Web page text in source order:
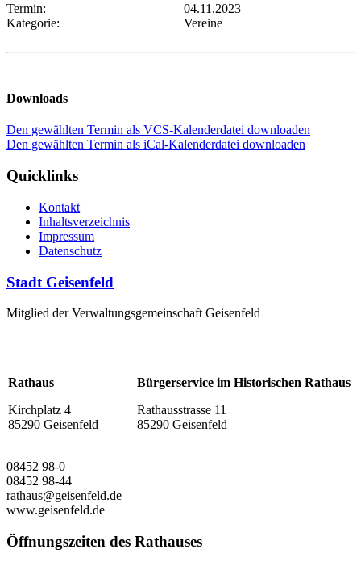
Termin:
04.11.2023
Kategorie:
Vereine
Downloads
Den gewählten Termin als VCS-Kalenderdatei downloaden
Den gewählten Termin als iCal-Kalenderdatei downloaden
Quicklinks
Kontakt
Inhaltsverzeichnis
Impressum
Datenschutz
Stadt Geisenfeld
Mitglied der Verwaltungsgemeinschaft Geisenfeld
Rathaus
Kirchplatz 4
85290 Geisenfeld
Bürgerservice im Historischen Rathaus
Rathausstrasse 11
85290 Geisenfeld
08452 98-0
08452 98-44
rathaus@geisenfeld.de
www.geisenfeld.de
Öffnungszeiten des Rathauses